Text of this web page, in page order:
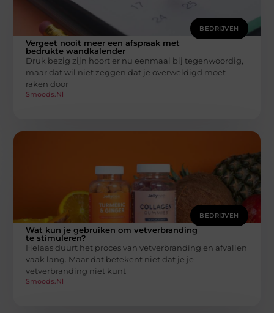
BEDRIJVEN
Vergeet nooit meer een afspraak met
bedrukte wandkalender
Druk bezig zijn hoort er nu eenmaal bij tegenwoordig,
maar dat wil niet zeggen dat je overweldigd moet
raken door
Smoods.nl
BEDRIJVEN
Wat kun je gebruiken om vetverbranding
te stimuleren?
Helaas duurt het proces van vetverbranding en afvallen
vaak lang. Maar dat betekent niet dat je je
vetverbranding niet kunt
Smoods.nl